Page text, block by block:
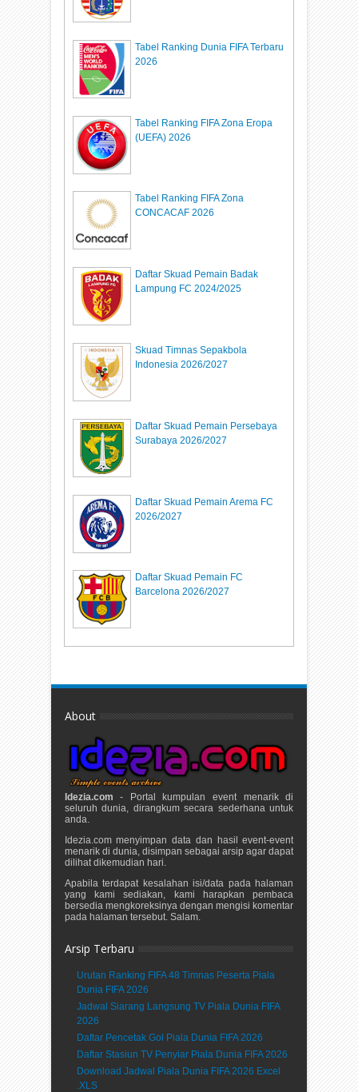
Tabel Ranking Dunia FIFA Terbaru
2026
Tabel Ranking FIFA Zona Eropa
(UEFA) 2026
Tabel Ranking FIFA Zona
CONCACAF 2026
Daftar Skuad Pemain Badak
Lampung FC 2024/2025
Skuad Timnas Sepakbola
Indonesia 2026/2027
Daftar Skuad Pemain Persebaya
Surabaya 2026/2027
Daftar Skuad Pemain Arema FC
2026/2027
Daftar Skuad Pemain FC
Barcelona 2026/2027
About
Idezia.com - Portal kumpulan event menarik di
seluruh dunia, dirangkum secara sederhana untuk
anda.
Idezia.com menyimpan data dan hasil event-event
menarik di dunia, disimpan sebagai arsip agar dapat
dilihat dikemudian hari.
Apabila terdapat kesalahan isi/data pada halaman
yang kami sediakan, kami harapkan pembaca
bersedia mengkoreksinya dengan mengisi komentar
pada halaman tersebut. Salam.
Arsip Terbaru
Urutan Ranking FIFA 48 Timnas Peserta Piala
Dunia FIFA 2026
Jadwal Siarang Langsung TV Piala Dunia FIFA
2026
Daftar Pencetak Gol Piala Dunia FIFA 2026
Daftar Stasiun TV Penyiar Piala Dunia FIFA 2026
Download Jadwal Piala Dunia FIFA 2026 Excel
.XLS